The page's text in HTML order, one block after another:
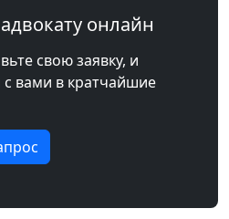
онлайн
свою заявку, и
с вами в кратчайшие